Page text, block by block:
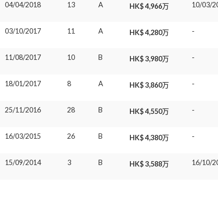
04/04/2018 13 A HK$ 4,966万 10/03/
03/10/2017 11 A HK$ 4,280万 -
11/08/2017 10 B HK$ 3,980万 -
18/01/2017 8 A HK$ 3,860万 -
25/11/2016 28 B HK$ 4,550万 -
16/03/2015 26 B HK$ 4,380万 -
15/09/2014 3 B HK$ 3,588万 16/10/